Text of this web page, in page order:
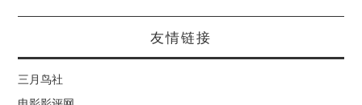
友情链接
三月鸟社